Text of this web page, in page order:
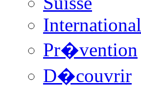
International
Pr�vention
D�couvrir